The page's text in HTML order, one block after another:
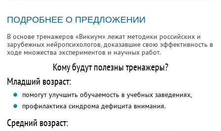
ПОДРОБНЕЕ О ПРЕДЛОЖЕНИИ
В основе тренажеров «Викиум» лежат методики российских и
зарубежных нейропсихологов, доказавшие свою эффективность в
ходе множества экспериментов и научных работ.
Кому будут полезны тренажеры?
Младший возраст:
помогут улучшить обучаемость в учебных заведениях,
профилактика синдрома дефицита внимания.
Средний возраст: